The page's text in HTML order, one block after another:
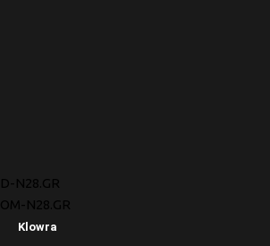
D-N28.GR
OM-N28.GR
Klowra